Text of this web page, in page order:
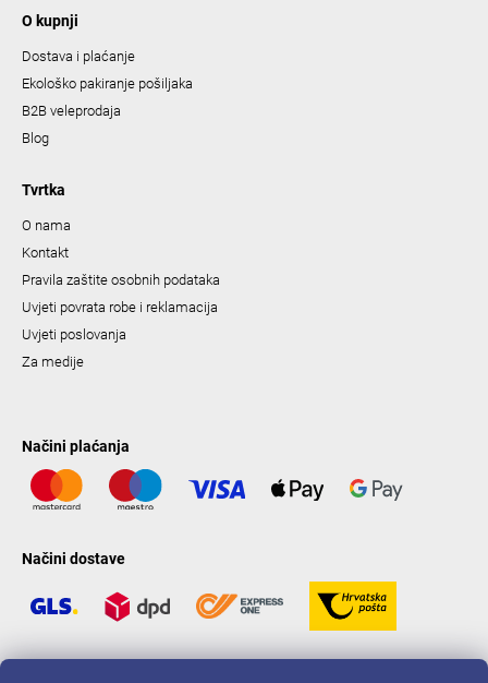
O kupnji
Dostava i plaćanje
Ekološko pakiranje pošiljaka
B2B veleprodaja
Blog
Tvrtka
O nama
Kontakt
Pravila zaštite osobnih podataka
Uvjeti povrata robe i reklamacija
Uvjeti poslovanja
Za medije
Načini plaćanja
Načini dostave